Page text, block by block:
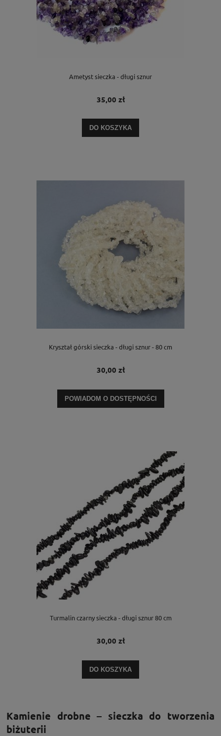
Ametyst sieczka - długi sznur
35,00 zł
DO KOSZYKA
Kryształ górski sieczka - długi sznur - 80 cm
30,00 zł
POWIADOM O DOSTĘPNOŚCI
Turmalin czarny sieczka - długi sznur 80 cm
30,00 zł
DO KOSZYKA
Kamienie drobne – sieczka do tworzenia
biżuterii